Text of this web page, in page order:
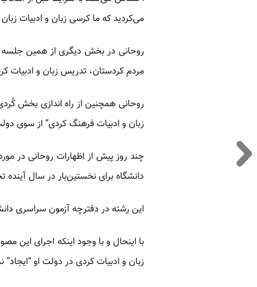
می‌کردید که ما کرسی زبان و ادبیات
روحانی در بخش دیگری از همین
مردم کردستان، تدریس زبان و ادبیات
روحانی همچنین از راه اندازی بخش
زبان و ادبیات فرهنگ کردی” از سوی
چند روز پیش از اظهارات روحانی در
دانشگاه برای نخستین‌بار در سال آینده تحصیلی حدود ۴۰ دانشجو در رشته زبان
این رشته در دفترچه آزمون سراسری
با اینحال و با وجود اینکه اجرای این
زبان و ادبیات کردی در دولت او